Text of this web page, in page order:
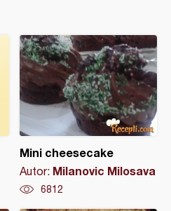
Mini cheesecake
Autor: Milanovic Milosava
6812